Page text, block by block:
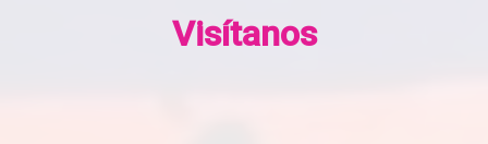
Visítanos